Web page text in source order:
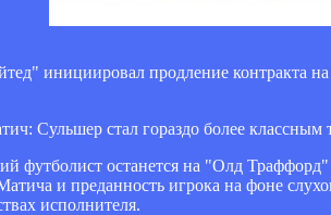
инициировал продление контракта
Сульшер стал гораздо более классным
футболист останется на "Олд
и преданность игрока на фоне
исполнителя.